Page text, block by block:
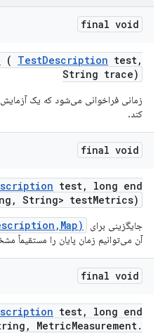
final void
( TestDescription test,
String trace)
زمانی فراخوانی می‌شود که یک
کند.
final void
test,
long end
, String> testMetrics)
جایگزینی برای
آن می‌توانیم زمان پایان را مستقیماً
final void
test,
long end
, MetricMeasurement.